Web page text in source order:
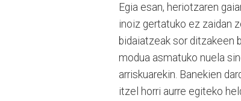
Egia esan, heriotzaren
inoiz gertatuko ez zaidan
bidaiatzeak sor ditzakeen
modua asmatuko nuela
arriskuarekin. Banekien
itzel horri aurre egiteko